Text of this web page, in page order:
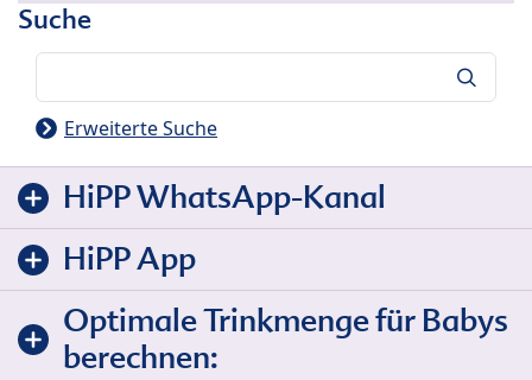
Suche
Erweiterte Suche
HiPP WhatsApp-Kanal
HiPP App
Optimale Trinkmenge für Babys
berechnen: